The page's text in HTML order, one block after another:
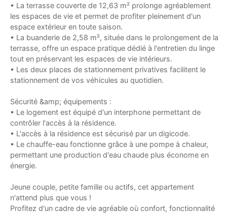
• La terrasse couverte de 12,63 m² prolonge agréablement
les espaces de vie et permet de profiter pleinement d'un
espace extérieur en toute saison.
• La buanderie de 2,58 m², située dans le prolongement de la
terrasse, offre un espace pratique dédié à l'entretien du linge
tout en préservant les espaces de vie intérieurs.
• Les deux places de stationnement privatives facilitent le
stationnement de vos véhicules au quotidien.
Sécurité &amp; équipements :
• Le logement est équipé d'un interphone permettant de
contrôler l'accès à la résidence.
• L'accès à la résidence est sécurisé par un digicode.
• Le chauffe-eau fonctionne grâce à une pompe à chaleur,
permettant une production d'eau chaude plus économe en
énergie.
Jeune couple, petite famille ou actifs, cet appartement
n'attend plus que vous !
Profitez d'un cadre de vie agréable où confort, fonctionnalité